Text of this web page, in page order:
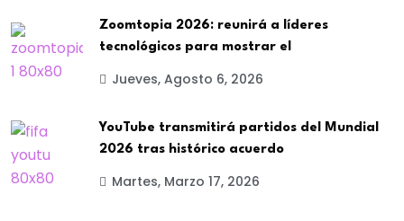
Zoomtopia 2026: reunirá a líderes
tecnológicos para mostrar el
Jueves, Agosto 6, 2026
YouTube transmitirá partidos del Mundial
2026 tras histórico acuerdo
Martes, Marzo 17, 2026